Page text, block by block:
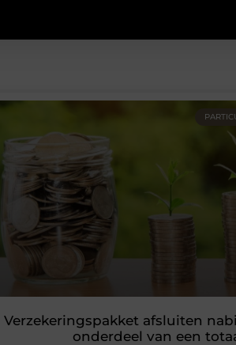
Verzekeringspakket afsluiten
onderdeel van een